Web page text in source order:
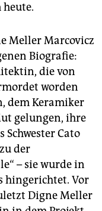
Meller Marcovicz
Biografie:
die von
worden
dem Keramiker
gelungen, ihre
Cato
der
– sie wurde in
hingerichtet. Vor
Digne Meller